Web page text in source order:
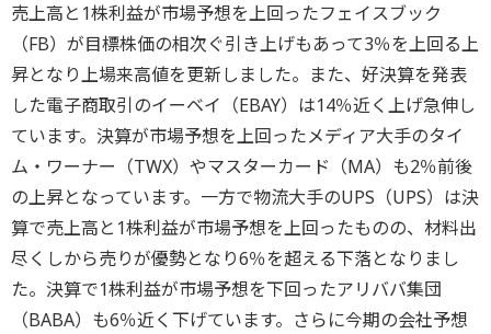
売上高と1株利益が市場予想を上回ったフェイスブック
（FB）が目標株価の相次ぐ引き上げもあって3％を上回る上
昇となり上場来高値を更新しました。また、好決算を発表
した電子商取引のイーベイ（EBAY）は14％近く上げ急伸し
ています。決算が市場予想を上回ったメディア大手のタイ
ム・ワーナー（TWX）やマスターカード（MA）も2％前後
の上昇となっています。一方で物流大手のUPS（UPS）は決
算で売上高と1株利益が市場予想を上回ったものの、材料出
尽くしから売りが優勢となり6％を超える下落となりまし
た。決算で1株利益が市場予想を下回ったアリババ集団
（BABA）も6％近く下げています。さらに今期の会社予想